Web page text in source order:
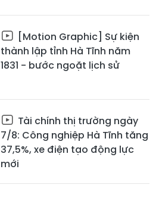
[Motion Graphic] Sự kiện
thành lập tỉnh Hà Tĩnh năm
1831 - bước ngoặt lịch sử
Tài chính thị trường ngày
7/8: Công nghiệp Hà Tĩnh tăng
37,5%, xe điện tạo động lực
mới